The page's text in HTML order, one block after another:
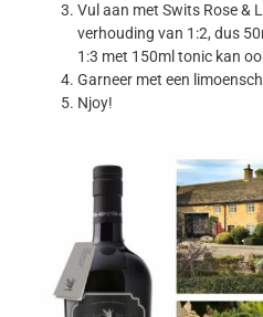
Vul aan met Swits Rose &
verhouding van 1:2, dus
1:3 met 150ml tonic kan
Garneer met een
Njoy!